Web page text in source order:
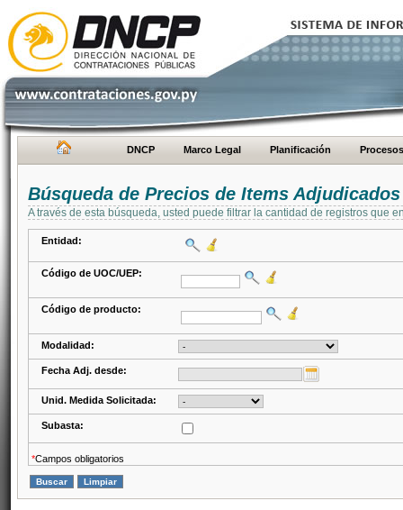
DNCP Marco Legal Planificación Procesos
Búsqueda de Precios de Items Adjudicados
A través de esta búsqueda, usted puede filtrar la cantidad de registros que
Entidad:
Código de UOC/UEP:
Código de producto:
Modalidad:
Fecha Adj. desde:
Unid. Medida Solicitada:
Subasta:
*Campos obligatorios